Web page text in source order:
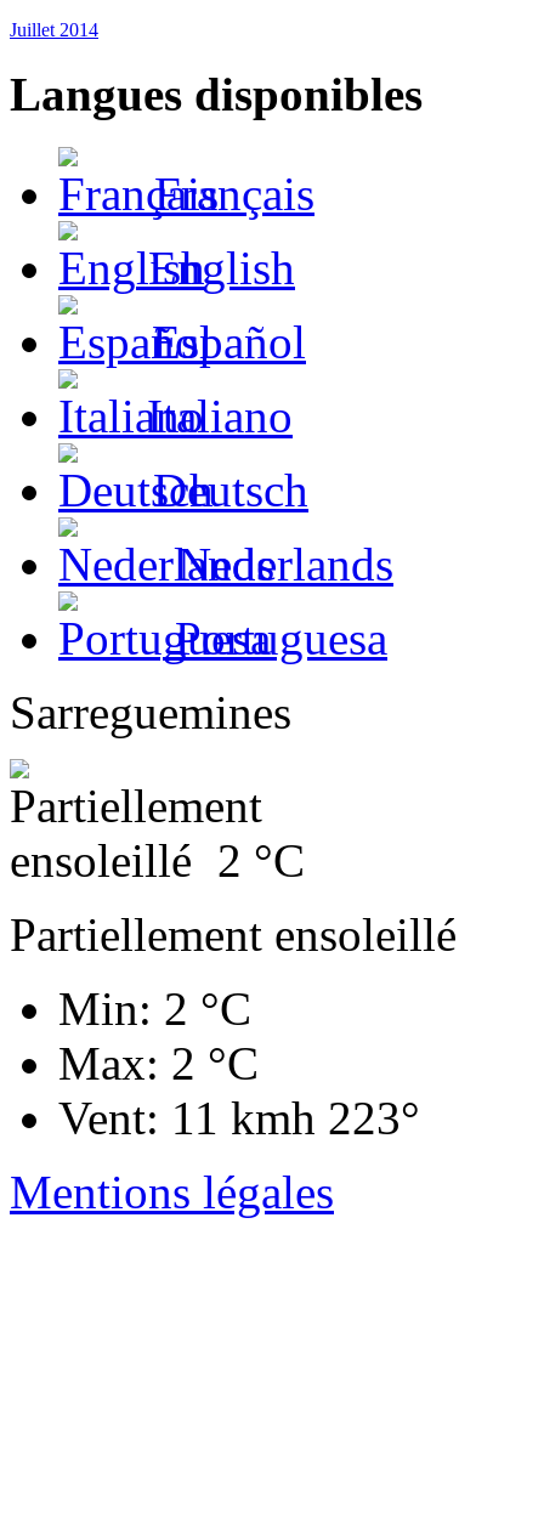
Juillet 2014
Langues disponibles
Français
English
Español
Italiano
Deutsch
Nederlands
Portuguesa
Sarreguemines
2 °C
Partiellement ensoleillé
Min: 2 °C
Max: 2 °C
Vent: 11 kmh 223°
Mentions légales